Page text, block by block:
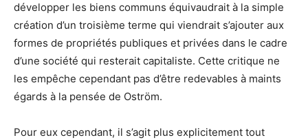
développer les biens communs équivaudrait à la simple
création d’un troisième terme qui viendrait s’ajouter aux
formes de propriétés publiques et privées dans le cadre
d’une société qui resterait capitaliste. Cette critique ne
les empêche cependant pas d’être redevables à maints
égards à la pensée de Oström.
Pour eux cependant, il s’agit plus explicitement tout